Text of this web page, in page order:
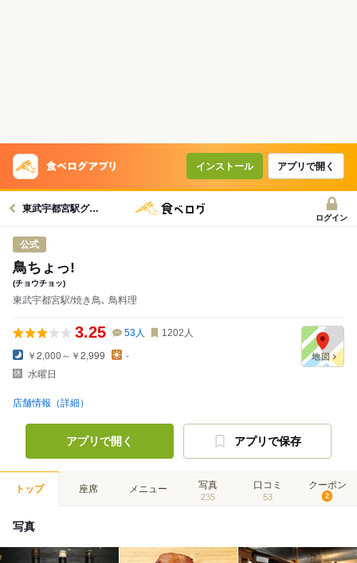
インストール アプリで開く
東武宇都宮駅グルメへ
ログイン
公式
鳥ちょっ!
(チョウチョッ)
東武宇都宮駅/焼き鳥､ 鳥料理
3.25 53人 1202 人
￥2,000～￥2,999
-
水曜日
店舗情報（詳細）
アプリで開く アプリで保存
トップ 座席 メニュー 写真
235
口コミ
53
クーポン
2
写真